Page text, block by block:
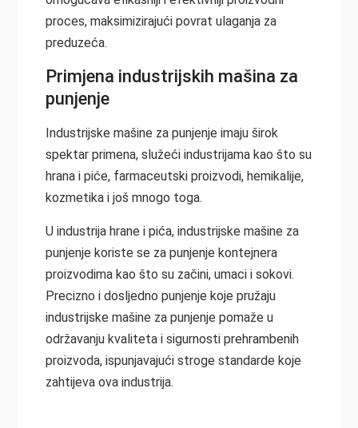
proces, maksimizirajući povrat ulaganja za
preduzeća.
Primjena industrijskih mašina za
punjenje
Industrijske mašine za punjenje imaju širok
spektar primena, služeći industrijama kao što su
hrana i piće, farmaceutski proizvodi, hemikalije,
kozmetika i još mnogo toga.
U industrija hrane i pića, industrijske mašine za
punjenje koriste se za punjenje kontejnera
proizvodima kao što su začini, umaci i sokovi.
Precizno i dosljedno punjenje koje pružaju
industrijske mašine za punjenje pomaže u
održavanju kvaliteta i sigurnosti prehrambenih
proizvoda, ispunjavajući stroge standarde koje
zahtijeva ova industrija.